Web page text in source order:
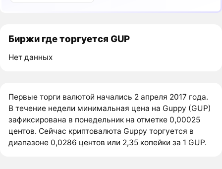
Биржи где торгуется GUP
Нет данных
Первые торги валютой начались 2 апреля 2017 года.
В течение недели минимальная цена на Guppy (GUP)
зафиксирована в понедельник на отметке 0,00025
центов. Сейчас криптовалюта Guppy торгуется в
диапазоне 0,0286 центов или 2,35 копейки за 1 GUP.